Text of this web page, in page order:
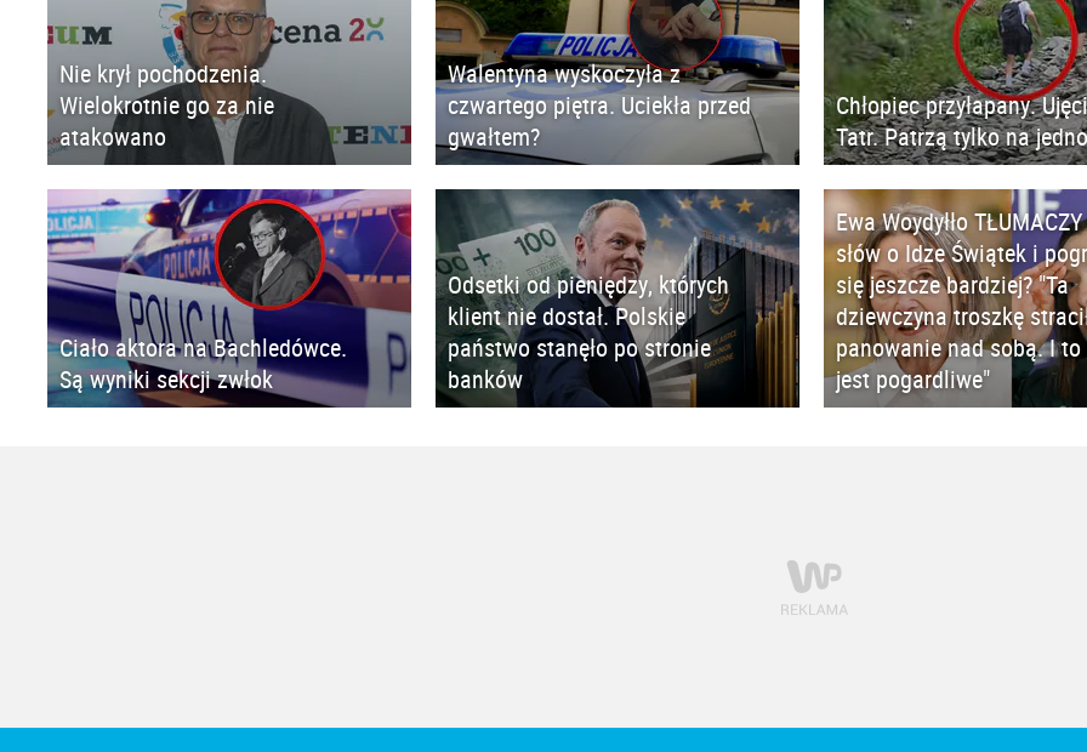
Nie krył pochodzenia.
Wielokrotnie go za nie
atakowano
Walentyna wyskoczyła z
czwartego piętra. Uciekła przed
gwałtem?
Chłopiec przyłapany.
Tatr. Patrzą tylko na jedno
Ciało aktora na Bachledówce.
Są wyniki sekcji zwłok
Odsetki od pieniędzy, których
klient nie dostał. Polskie
państwo stanęło po stronie
banków
Ewa Woydyłło
słów o Idze Świątek i
się jeszcze bardziej? "Ta
dziewczyna troszkę
panowanie nad sobą. I
jest pogardliwe"